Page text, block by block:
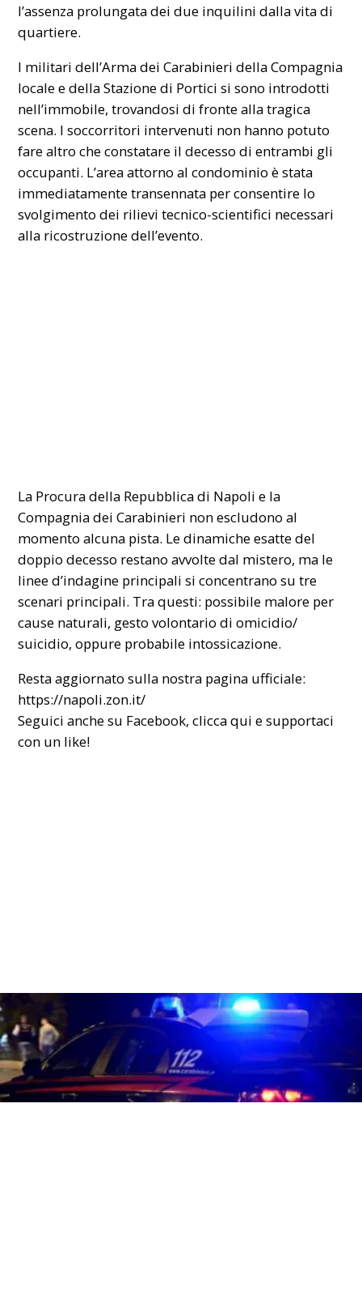
l’assenza prolungata dei due inquilini dalla vita di
quartiere.
I militari dell’Arma dei Carabinieri della Compagnia
locale e della Stazione di Portici si sono introdotti
nell’immobile, trovandosi di fronte alla tragica
scena. I soccorritori intervenuti non hanno potuto
fare altro che constatare il decesso di entrambi gli
occupanti. L’area attorno al condominio è stata
immediatamente transennata per consentire lo
svolgimento dei rilievi tecnico-scientifici necessari
alla ricostruzione dell’evento.
La Procura della Repubblica di Napoli e la
Compagnia dei Carabinieri non escludono al
momento alcuna pista. Le dinamiche esatte del
doppio decesso restano avvolte dal mistero, ma le
linee d’indagine principali si concentrano su tre
scenari principali. Tra questi: possibile malore per
cause naturali, gesto volontario di omicidio/
suicidio, oppure probabile intossicazione.
Resta aggiornato sulla nostra pagina ufficiale:
https://napoli.zon.it/
Seguici anche su Facebook,clicca qui e supportaci
con un like!